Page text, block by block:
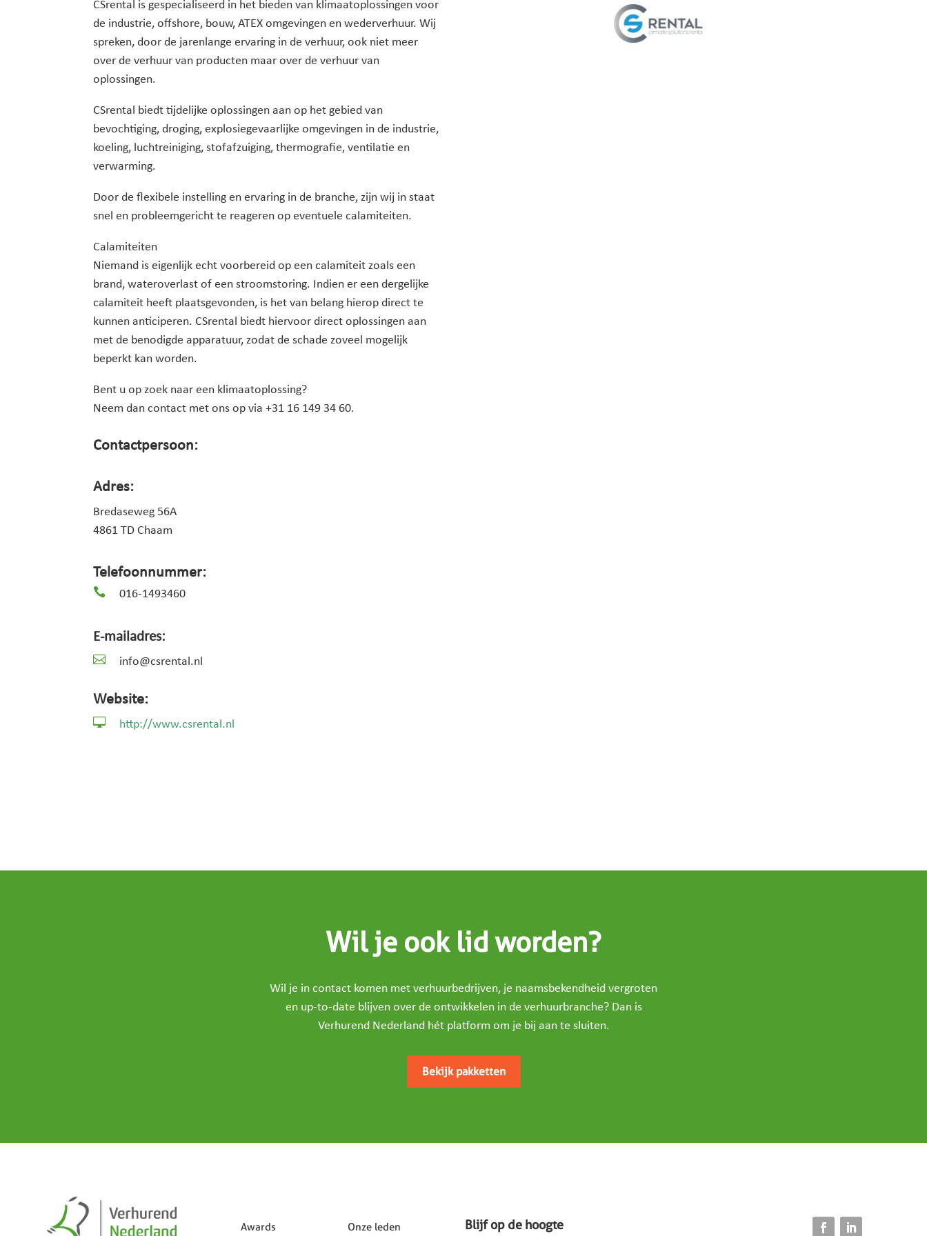
CSrental is gespecialiseerd in het bieden van klimaatoplossingen voor
de industrie, offshore, bouw, ATEX omgevingen en wederverhuur. Wij
spreken, door de jarenlange ervaring in de verhuur, ook niet meer
over de verhuur van producten maar over de verhuur van
oplossingen.
CSrental biedt tijdelijke oplossingen aan op het gebied van
bevochtiging, droging, explosiegevaarlijke omgevingen in de industrie,
koeling, luchtreiniging, stofafzuiging, thermografie, ventilatie en
verwarming.
Door de flexibele instelling en ervaring in de branche, zijn wij in staat
snel en probleemgericht te reageren op eventuele calamiteiten.
Calamiteiten
Niemand is eigenlijk echt voorbereid op een calamiteit zoals een
brand, wateroverlast of een stroomstoring. Indien er een dergelijke
calamiteit heeft plaatsgevonden, is het van belang hierop direct te
kunnen anticiperen. CSrental biedt hiervoor direct oplossingen aan
met de benodigde apparatuur, zodat de schade zoveel mogelijk
beperkt kan worden.
Bent u op zoek naar een klimaatoplossing?
Neem dan contact met ons op via +31 16 149 34 60.
Contactpersoon:
Adres:
Bredaseweg 56A
4861 TD Chaam
Telefoonnummer:
 016-1493460
E-mailadres:
 info@csrental.nl
Website:
 http://www.csrental.nl
Wil je ook lid worden?
Wil je in contact komen met verhuurbedrijven, je naamsbekendheid vergroten
en up-to-date blijven over de ontwikkelen in de verhuurbranche? Dan is
Verhurend Nederland hét platform om je bij aan te sluiten.
Bekijk pakketten
Awards Onze leden Blijf op de hoogte